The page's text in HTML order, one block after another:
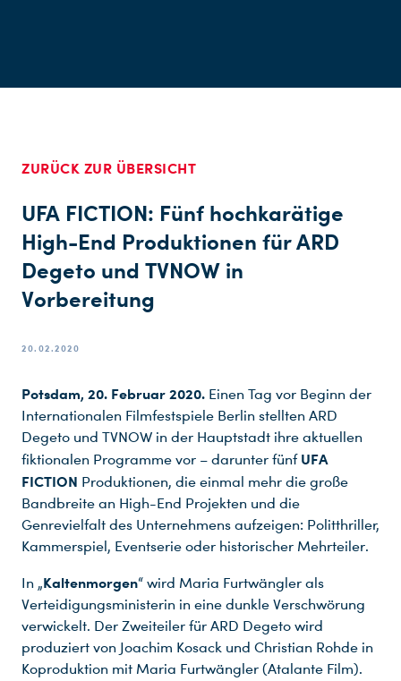
ZURÜCK ZUR ÜBERSICHT
UFA FICTION: Fünf hochkarätige
High-End Produktionen für ARD
Degeto und TVNOW in
Vorbereitung
20.02.2020
Potsdam, 20. Februar 2020. Einen Tag vor Beginn der
Internationalen Filmfestspiele Berlin stellten ARD
Degeto und TVNOW in der Hauptstadt ihre aktuellen
fiktionalen Programme vor – darunter fünf UFA
FICTION Produktionen, die einmal mehr die große
Bandbreite an High-End Projekten und die
Genrevielfalt des Unternehmens aufzeigen: Politthriller,
Kammerspiel, Eventserie oder historischer Mehrteiler.
In „Kaltenmorgen“ wird Maria Furtwängler als
Verteidigungsministerin in eine dunkle Verschwörung
verwickelt. Der Zweiteiler für ARD Degeto wird
produziert von Joachim Kosack und Christian Rohde in
Koproduktion mit Maria Furtwängler (Atalante Film).